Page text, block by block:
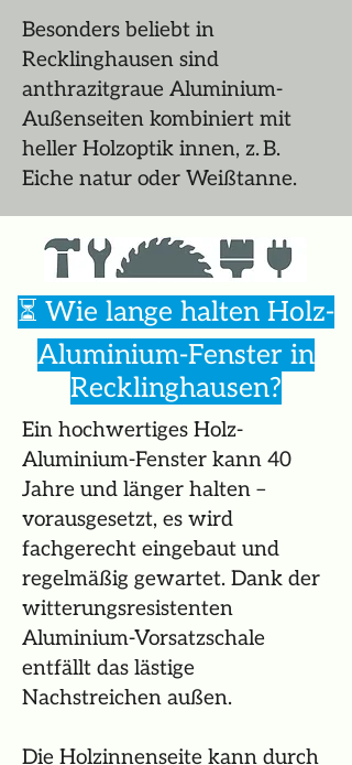
Besonders beliebt in
Recklinghausen sind
anthrazitgraue Aluminium-
Außenseiten kombiniert mit
heller Holzoptik innen, z. B.
Eiche natur oder Weißtanne.
⏳ Wie lange halten Holz-
Aluminium-Fenster in
Recklinghausen?
Ein hochwertiges Holz-
Aluminium-Fenster kann 40
Jahre und länger halten –
vorausgesetzt, es wird
fachgerecht eingebaut und
regelmäßig gewartet. Dank der
witterungsresistenten
Aluminium-Vorsatzschale
entfällt das lästige
Nachstreichen außen.
Die Holzinnenseite kann durch